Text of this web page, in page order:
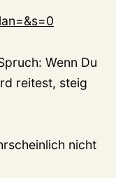
Wenn Du
reitest, steig
nicht